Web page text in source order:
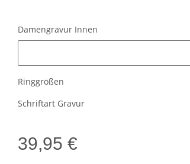
Damengravur Innen
Ringgrößen
Schriftart Gravur
39,95 €